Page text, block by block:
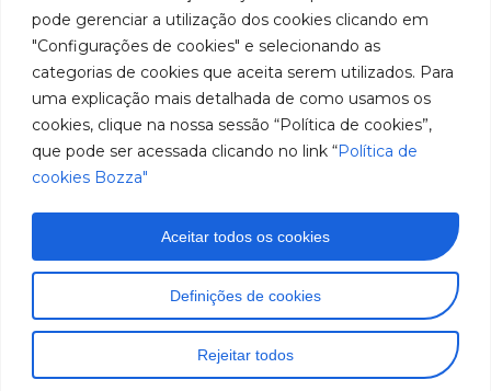
pode gerenciar a utilização dos cookies clicando em
"Configurações de cookies" e selecionando as
categorias de cookies que aceita serem utilizados. Para
uma explicação mais detalhada de como usamos os
cookies, clique na nossa sessão “Política de cookies”,
que pode ser acessada clicando no link “Política de
cookies Bozza"
Definições de cookies
Rejeitar todos
Aceitar todos os cookies
abastecimiento
de
América
del
Sur.
Representante
Trabaje con
São Bernardo
SP
CEP: 09780-
001
Hable
con
SAC: 0800
Imágenes meramente ilustrativas. Información sujeta a
cambios sin previo aviso. Todos los derechos
Ltda.